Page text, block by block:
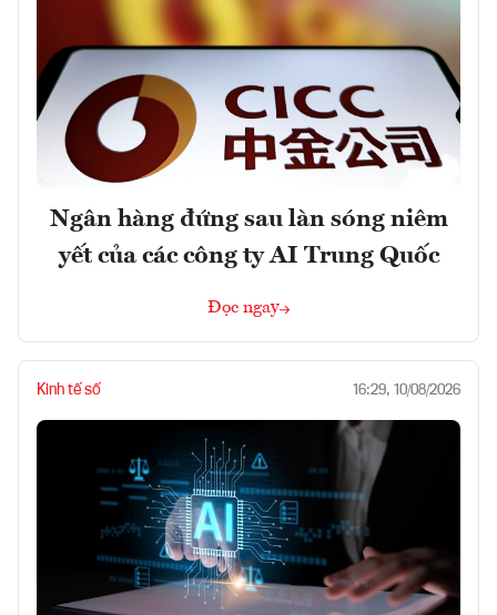
Ngân hàng đứng sau làn sóng niêm
yết của các công ty AI Trung Quốc
Đọc ngay
Kinh tế số 16:29, 10/08/2026